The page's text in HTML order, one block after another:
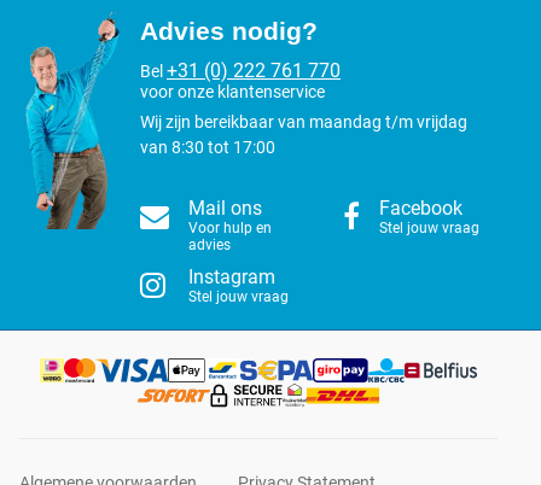
Advies nodig?
Bel +31 (0) 222 761 770
voor onze klantenservice
Wij zijn bereikbaar van maandag t/m vrijdag
van 8:30 tot 17:00
Mail ons
Voor hulp en
advies
Facebook
Stel jouw vraag
Instagram
Stel jouw vraag